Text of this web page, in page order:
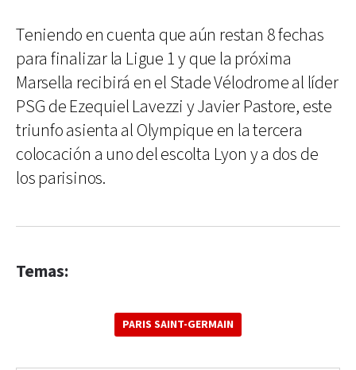
Teniendo en cuenta que aún restan 8 fechas
para finalizar la Ligue 1 y que la próxima
Marsella recibirá en el Stade Vélodrome al líder
PSG de Ezequiel Lavezzi y Javier Pastore, este
triunfo asienta al Olympique en la tercera
colocación a uno del escolta Lyon y a dos de
los parisinos.
Temas:
PARIS SAINT-GERMAIN